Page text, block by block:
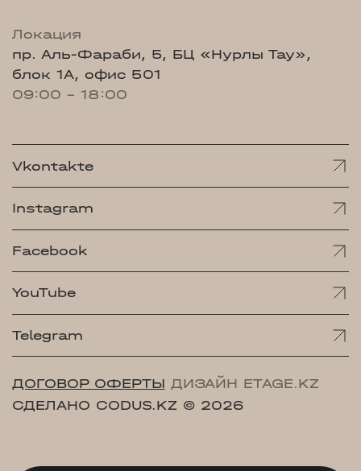
Локация
пр. Аль-Фараби, 5, БЦ «Нурлы Тау»,
блок 1А, офис 501
09:00 - 18:00
Vkontakte
Instagram
Facebook
YouTube
Telegram
ДОГОВОР ОФЕРТЫ ДИЗАЙН ETAGE.KZ
СДЕЛАНО CODUS.KZ © 2026